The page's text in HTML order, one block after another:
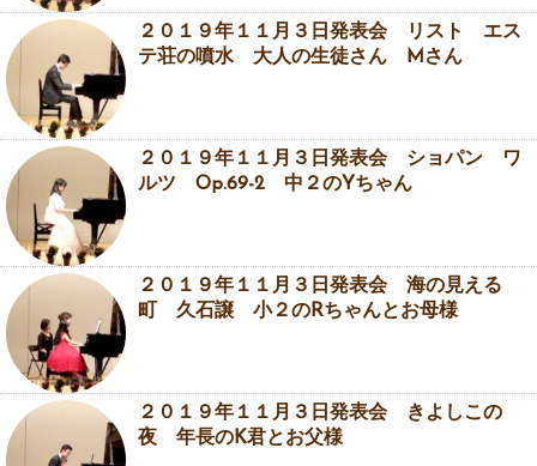
２０１９年１１月３日発表会 リスト エス
テ荘の噴水 大人の生徒さん Mさん
２０１９年１１月３日発表会 ショパン ワ
ルツ Op.69-2 中２のYちゃん
２０１９年１１月３日発表会 海の見える
町 久石譲 小２のRちゃんとお母様
２０１９年１１月３日発表会 きよしこの
夜 年長のK君とお父様